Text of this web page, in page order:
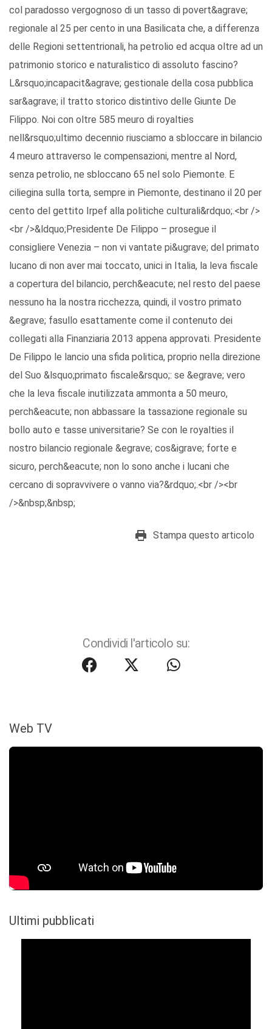
col paradosso vergognoso di un tasso di povert&agrave;
regionale al 25 per cento in una Basilicata che, a differenza
delle Regioni settentrionali, ha petrolio ed acqua oltre ad un
patrimonio storico e naturalistico di assoluto fascino?
L&rsquo;incapacit&agrave; gestionale della cosa pubblica
sar&agrave; il tratto storico distintivo delle Giunte De
Filippo. Noi con oltre 585 meuro di royalties
nell&rsquo;ultimo decennio riusciamo a sbloccare in bilancio
4 meuro attraverso le compensazioni, mentre al Nord,
senza petrolio, ne sbloccano 65 nel solo Piemonte. E
ciliegina sulla torta, sempre in Piemonte, destinano il 20 per
cento del gettito Irpef alla politiche culturali&rdquo;.<br />
<br />&ldquo;Presidente De Filippo – prosegue il
consigliere Venezia – non vi vantate pi&ugrave; del primato
lucano di non aver mai toccato, unici in Italia, la leva fiscale
a copertura del bilancio, perch&eacute; nel resto del paese
nessuno ha la nostra ricchezza, quindi, il vostro primato
&egrave; fasullo esattamente come il contenuto dei
collegati alla Finanziaria 2013 appena approvati. Presidente
De Filippo le lancio una sfida politica, proprio nella direzione
del Suo &lsquo;primato fiscale&rsquo;: se &egrave; vero
che la leva fiscale inutilizzata ammonta a 50 meuro,
perch&eacute; non abbassare la tassazione regionale su
bollo auto e tasse universitarie? Se con le royalties il
nostro bilancio regionale &egrave; cos&igrave; forte e
sicuro, perch&eacute; non lo sono anche i lucani che
cercano di sopravvivere o vanno via?&rdquo;.<br /><br
/>&nbsp;&nbsp;
Stampa questo articolo
Condividi l'articolo su:
Web TV
Ultimi pubblicati